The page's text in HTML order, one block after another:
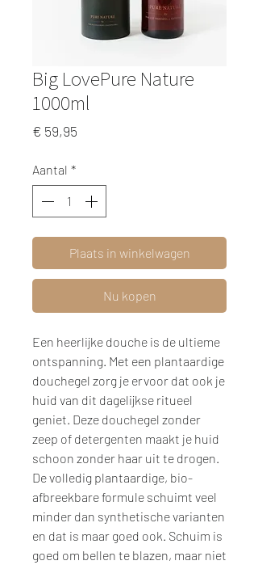
Big LovePure Nature
1000ml
€ 59,95
Aantal *
Plaats in winkelwagen
Nu kopen
Een heerlijke douche is de ultieme
ontspanning. Met een plantaardige
douchegel zorg je ervoor dat ook je
huid van dit dagelijkse ritueel
geniet. Deze douchegel zonder
zeep of detergenten maakt je huid
schoon zonder haar uit te drogen.
De volledig plantaardige, bio-
afbreekbare formule schuimt veel
minder dan synthetische varianten
en dat is maar goed ook. Schuim is
goed om bellen te blazen, maar niet